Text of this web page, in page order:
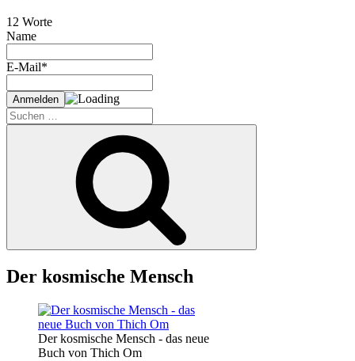
12 Worte
Name
E-Mail*
Suche
nach:
Der kosmische Mensch
Der kosmische Mensch - das neue
Buch von Thich Om